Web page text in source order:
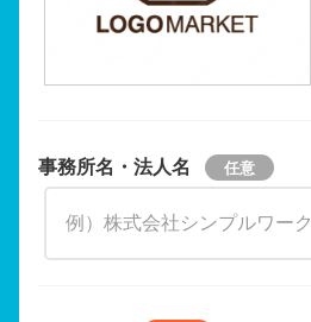
事務所名・法人名